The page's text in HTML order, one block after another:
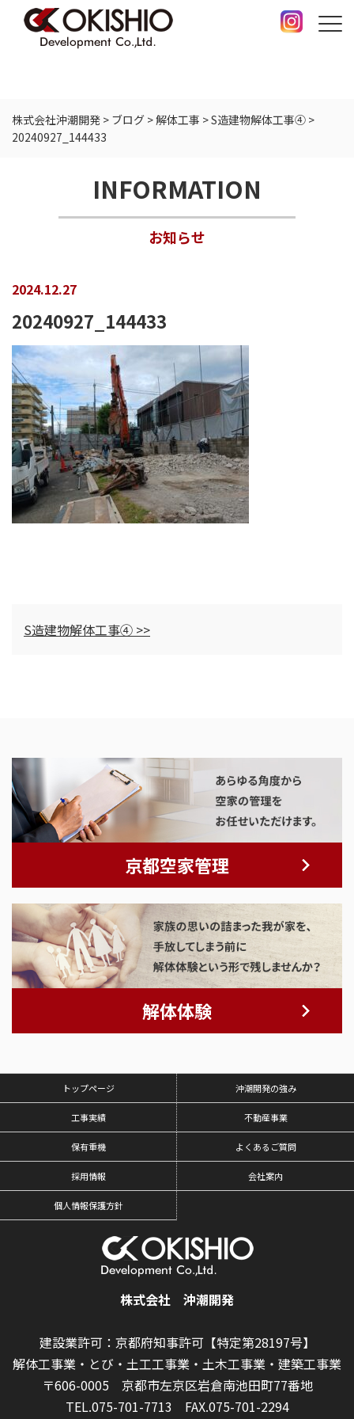
株式会社沖潮開発 > ブログ >解体工事 >S造建物解体工事④ >
20240927_144433
INFORMATION
お知らせ
2024.12.27
20240927_144433
S造建物解体工事④ >>
京都空家管理
解体体験
トップページ 沖潮開発の強み
工事実績 不動産事業
保有重機 よくあるご質問
採用情報 会社案内
個人情報保護方針
株式会社 沖潮開発
建設業許可：京都府知事許可【特定第28197号】
解体工事業・とび・土工工事業・土木工事業・建築工事業
〒606-0005 京都市左京区岩倉南池田町77番地
TEL.075-701-7713 FAX.075-701-2294